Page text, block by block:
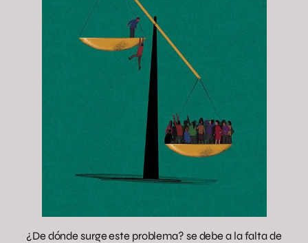
¿De dónde surge este problema? se debe a la falta de